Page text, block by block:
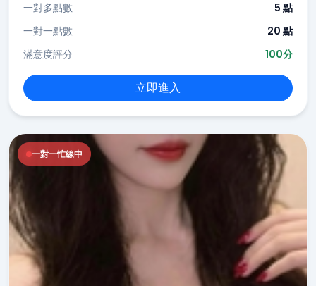
一對多點數
5 點
一對一點數
20 點
滿意度評分
100分
立即進入
一對一忙線中